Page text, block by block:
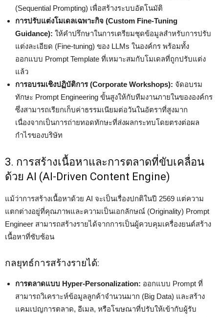
(Sequential Prompting) เพื่อสร้างระบบอัตโนมัติ
การปรับแต่งโมเดลเฉพาะกิจ (Custom Fine-Tuning
Guidance): ให้คำปรึกษาในการเตรียมชุดข้อมูลสำหรับการปรับ
แต่งละเอียด (Fine-tuning) ของ LLMs ในองค์กร พร้อมทั้ง
ออกแบบ Prompt Template ที่เหมาะสมกับโมเดลที่ถูกปรับแต่ง
แล้ว
การอบรมเชิงปฏิบัติการ (Corporate Workshops): จัดอบรม
ทักษะ Prompt Engineering ขั้นสูงให้กับทีมงานภายในขององค์กร
ซึ่งสามารถเรียกเก็บค่าธรรมเนียมต่อวันในอัตราที่สูงมาก
เนื่องจากเป็นการถ่ายทอดทักษะที่ส่งผลกระทบโดยตรงต่อผล
กำไรของบริษัท
3. การสร้างเนื้อหาและการตลาดที่ขับเคลื่อน
ด้วย AI (AI-Driven Content Engine)
แม้ว่าการสร้างเนื้อหาด้วย AI จะเป็นเรื่องปกติในปี 2569 แต่ความ
แตกต่างอยู่ที่คุณภาพและความเป็นเอกลักษณ์ (Originality) Prompt
Engineer สามารถสร้างรายได้จากการเป็นผู้ควบคุมเครื่องยนต์สร้าง
เนื้อหาที่ซับซ้อน
กลยุทธ์การสร้างรายได้:
การตลาดแบบ Hyper-Personalization: ออกแบบ Prompt ที่
สามารถวิเคราะห์ข้อมูลลูกค้าจำนวนมาก (Big Data) และสร้าง
แคมเปญการตลาด, อีเมล, หรือโฆษณาที่ปรับให้เข้ากับผู้รับ